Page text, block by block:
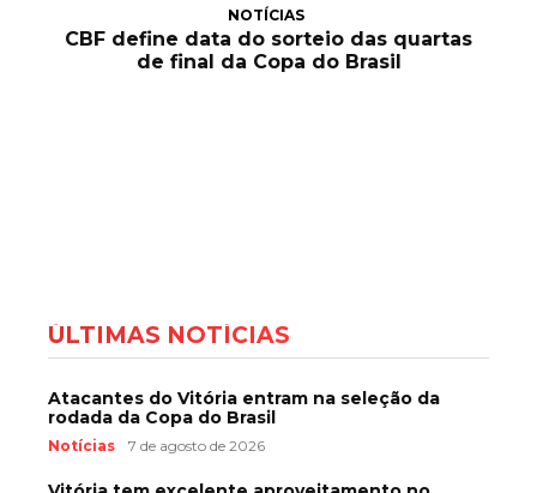
NOTÍCIAS
CBF define data do sorteio das quartas
de final da Copa do Brasil
ÚLTIMAS NOTÍCIAS
Atacantes do Vitória entram na seleção da
rodada da Copa do Brasil
Notícias 7 de agosto de 2026